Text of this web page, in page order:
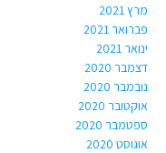
מרץ 2021
פברואר 2021
ינואר 2021
דצמבר 2020
נובמבר 2020
אוקטובר 2020
ספטמבר 2020
אוגוסט 2020